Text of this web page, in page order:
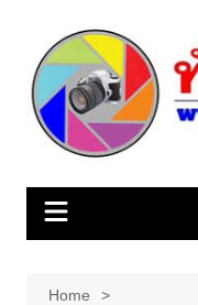
content
Home